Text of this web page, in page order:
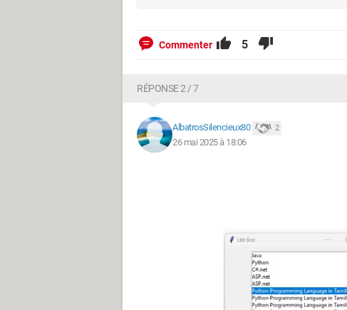
txtData.pack(pady=10)
lstBox=Listbox(myframe, width=38,
lstBox.pack(pady=10)
YScrollbar.config(command=lstBox.yview)
lstBox.insert(END, "Java")
mydata = ["C#.net", "ASP.net",
Commenter 5
RÉPONSE 2 / 7
AlbatrosSilencieux80 2
26 mai 2025 à 18:06